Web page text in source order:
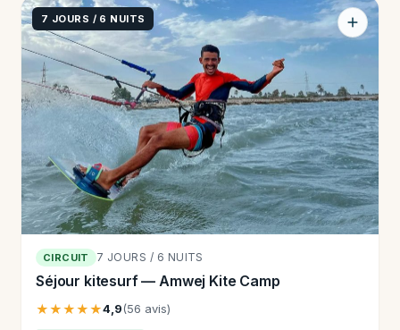
7 JOURS / 6 NUITS
CIRCUIT 7 JOURS / 6 NUITS
Séjour kitesurf — Amwej Kite Camp
★★★★★4,9(56 avis)